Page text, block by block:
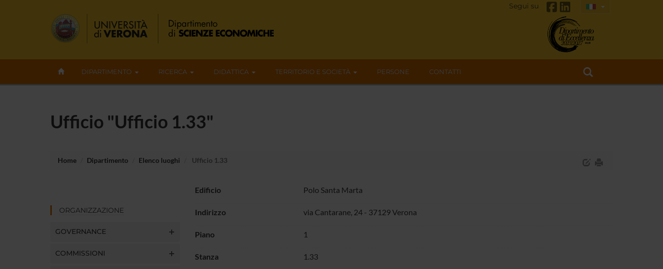
Segui su
DIPARTIMENTO RICERCA DIDATTICA TERRITORIO E SOCIETÀ PERSONE CONTATTI
Ufficio "Ufficio 1.33"
Home Dipartimento Elenco luoghi Ufficio 1.33
ORGANIZZAZIONE
GOVERNANCE
COMMISSIONI
Edificio Polo Santa Marta
Indirizzo via Cantarane, 24 - 37129 Verona
Piano 1
Stanza 1.33